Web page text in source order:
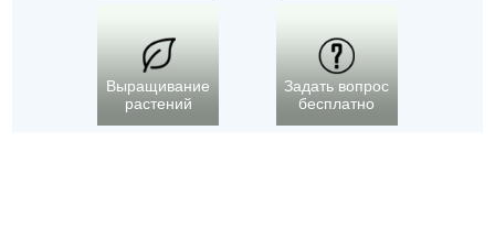
Выращивание
растений
Задать вопрос
бесплатно